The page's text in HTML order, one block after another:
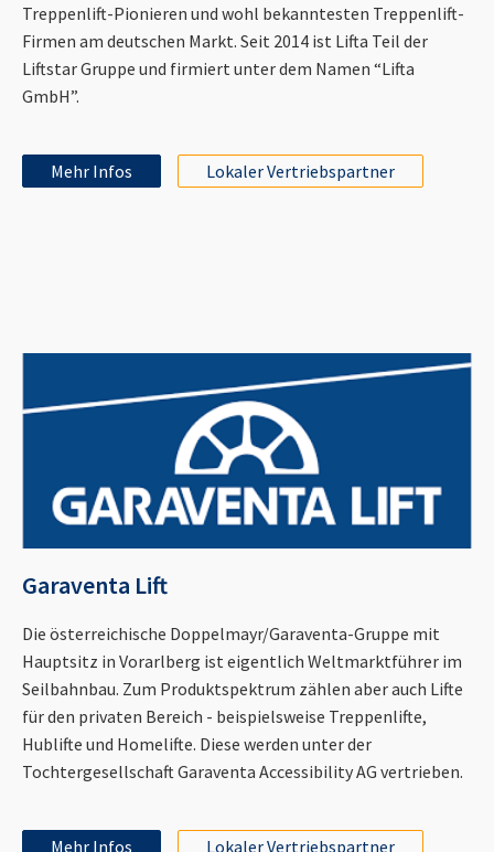
Treppenlift-Pionieren und wohl bekanntesten Treppenlift-
Firmen am deutschen Markt. Seit 2014 ist Lifta Teil der
Liftstar Gruppe und firmiert unter dem Namen “Lifta
GmbH”.
Mehr Infos Lokaler Vertriebspartner
Garaventa Lift
Die österreichische Doppelmayr/Garaventa-Gruppe mit
Hauptsitz in Vorarlberg ist eigentlich Weltmarktführer im
Seilbahnbau. Zum Produktspektrum zählen aber auch Lifte
für den privaten Bereich - beispielsweise Treppenlifte,
Hublifte und Homelifte. Diese werden unter der
Tochtergesellschaft Garaventa Accessibility AG vertrieben.
Mehr Infos Lokaler Vertriebspartner